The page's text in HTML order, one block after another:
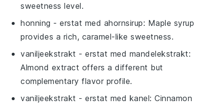
sweetness level.
honning - erstat med ahornsirup: Maple syrup
provides a rich, caramel-like sweetness.
vaniljeekstrakt - erstat med mandelekstrakt:
Almond extract offers a different but
complementary flavor profile.
vaniljeekstrakt - erstat med kanel: Cinnamon